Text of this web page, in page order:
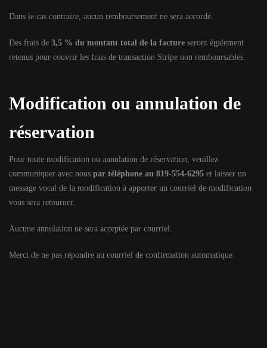
Dans le cas contraire, aucun remboursement ne sera accordé.
Des frais de 3,5 % du montant total de la facture seront également
retenus pour couvrir les frais de transaction Stripe non remboursables.
Modification ou annulation de
réservation
Pour toute modification ou annulation de réservation, veuillez
communiquer avec nous par téléphone au 819-554-6295 et laisser un
message vocal de la modification à apporter un courriel de modification
vous sera retourner.
Aucune annulation ne sera acceptée par courriel.
Merci de ne pas répondre au courriel de confirmation automatique.